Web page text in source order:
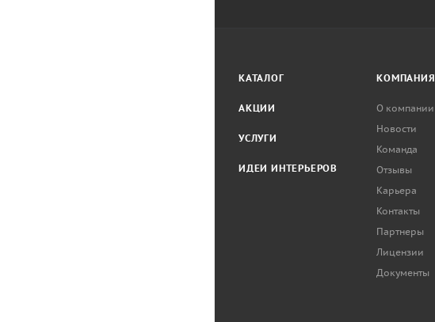
КАТАЛОГ
АКЦИИ
УСЛУГИ
ИДЕИ ИНТЕРЬЕРОВ
КОМПАНИЯ
О компании
Новости
Команда
Отзывы
Карьера
Контакты
Партнеры
Лицензии
Документы